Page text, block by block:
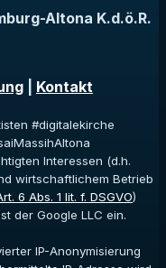
Altona K.d.ö.R.
Kontakt
#digitalekirche
Interessen (d.h.
wirtschaftlichem Betrieb
6 Abs. 1 lit. f. DSGVO)
der Google LLC ein.
IP-Anonymisierung